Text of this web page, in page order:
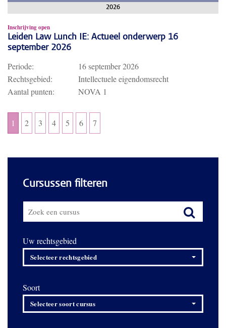
2026
Inschrijving open
Leiden Law Lunch IE: Actueel onderwerp 16
september 2026
Periode:
16 september 2026
Rechtsgebied:
Intellectuele eigendomsrecht
Aantal punten:
NOVA 1
1 2 3 4 5 6 7
Cursussen filteren
Uw rechtsgebied
Selecteer rechtsgebied
Soort
Selecteer soort cursus